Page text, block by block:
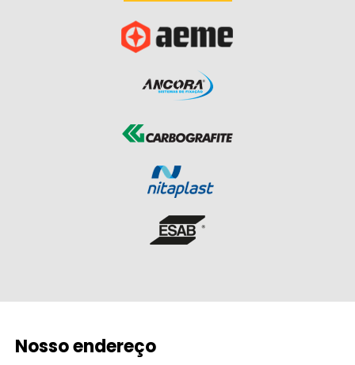
Nosso endereço